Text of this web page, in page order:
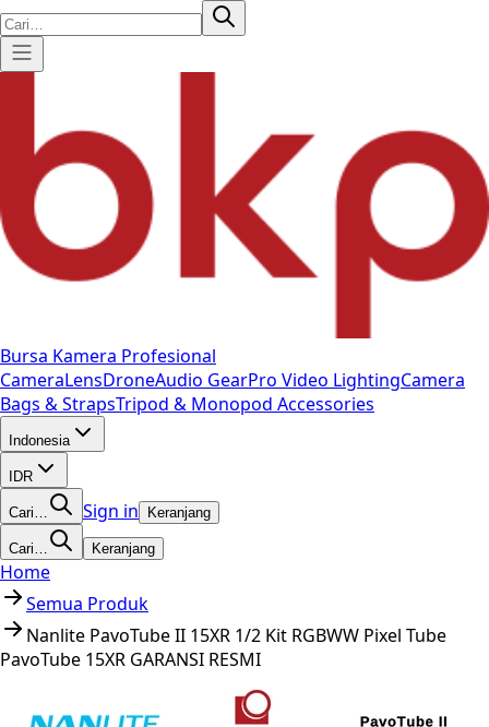
Bursa Kamera Profesional
CameraLensDroneAudio GearPro Video LightingCamera
Bags & StrapsTripod & Monopod Accessories
Indonesia
IDR
Cari… Sign in Keranjang
Cari… Keranjang
Home
Semua Produk
Nanlite PavoTube II 15XR 1/2 Kit RGBWW Pixel Tube
PavoTube 15XR GARANSI RESMI